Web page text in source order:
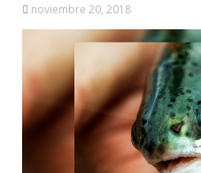
noviembre 20, 2018